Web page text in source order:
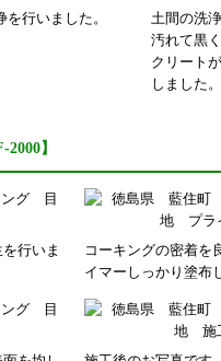
を行いました。
土間の洗
汚れて黒
クリート
しました。
】
行いま
コーキングの密着を
イマーしっかり塗布